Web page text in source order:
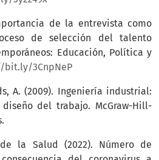
de la entrevista como
de selección del talento
Educación, Política y
bit.ly/3CnpNeP
A. (2009). Ingeniería industrial:
del trabajo. McGraw-Hill-
la Salud (2022). Número de